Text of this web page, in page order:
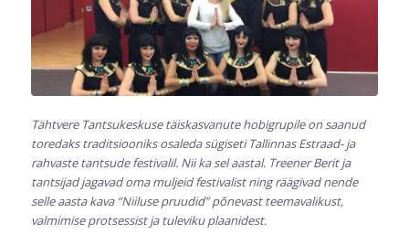
Tähtvere Tantsukeskuse täiskasvanute hobigrupile on saanud
toredaks traditsiooniks osaleda sügiseti Tallinnas Estraad- ja
rahvaste tantsude festivalil. Nii ka sel aastal. Treener Berit ja
tantsijad jagavad oma muljeid festivalist ning räägivad nende
selle aasta kava “Niiluse pruudid” põnevast teemavalikust,
valmimise protsessist ja tuleviku plaanidest.